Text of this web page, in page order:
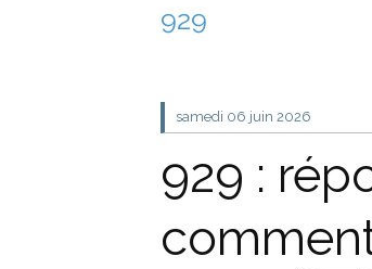
929
samedi 06 juin 2026
929 :